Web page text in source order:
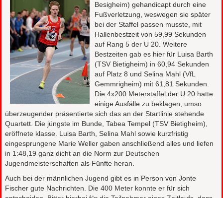
Besigheim) gehandicapt durch eine
Fußverletzung, weswegen sie später
bei der Staffel passen musste, mit
Hallenbestzeit von 59,99 Sekunden
auf Rang 5 der U 20. Weitere
Bestzeiten gab es hier für Luisa Barth
(TSV Bietigheim) in 60,94 Sekunden
auf Platz 8 und Selina Mahl (VfL
Gemmrigheim) mit 61,81 Sekunden.
Die 4x200 Meterstaffel der U 20 hatte
einige Ausfälle zu beklagen, umso
überzeugender präsentierte sich das an der Startlinie stehende
Quartett. Die jüngste im Bunde, Tabea Tempel (TSV Bietigheim),
eröffnete klasse. Luisa Barth, Selina Mahl sowie kurzfristig
eingesprungene Marie Weller gaben anschließend alles und liefen
in 1:48,19 ganz dicht an die Norm zur Deutschen
Jugendmeisterschaften als Fünfte heran.
Auch bei der männlichen Jugend gibt es in Person von Jonte
Fischer gute Nachrichten. Die 400 Meter konnte er für sich